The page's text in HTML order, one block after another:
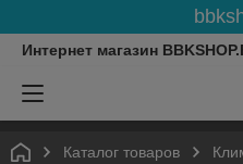
Интернет магазин
Каталог товаров